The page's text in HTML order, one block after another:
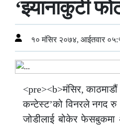
‘झ्यानाकुटी
१० मंसिर २०७४, आईतवार
<pre><b>मंसिर,
कन्टेस्ट’को विनरले नगद रु
जोडीलाई बोकेर फेसबुकमा